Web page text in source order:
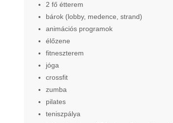
2 fő étterem
bárok (lobby, medence, strand)
animációs programok
élőzene
fitneszterem
jóga
crossfit
zumba
pilates
teniszpálya